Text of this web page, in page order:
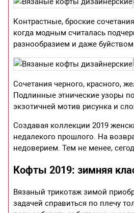
Контрастные, броские
когда модным считалась
разнообразием и даже
Сочетания черного, красного,
Подлинные этнические узоры
экзотичней мотив рисунка и
Создавая коллекции 2019
недалекого прошлого. На
недоверием. Тем не менее,
Кофты 2019: зимняя
Вязаный трикотаж зимой
задачей справиться по плечу